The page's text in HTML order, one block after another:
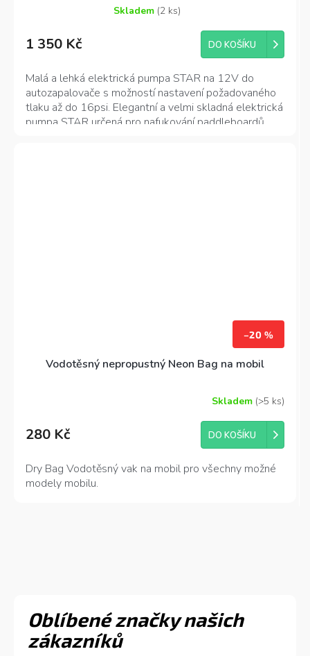
hodnocení
produktu
z
5
hvězdiček.
Skladem (2 ks)
1 350 Kč DO KOŠÍKU
Malá a lehká elektrická pumpa STAR na 12V do
autozapalovače s možností nastavení požadovaného
tlaku až do 16psi. Elegantní a velmi skladná elektrická
pumpa STAR určená pro nafukování paddleboardů.
–20 %
Vodotěsný nepropustný Neon Bag na mobil
Skladem (>5 ks)
280 Kč DO KOŠÍKU
Dry Bag Vodotěsný vak na mobil pro všechny možné
modely mobilu.
Oblíbené značky našich
zákazníků